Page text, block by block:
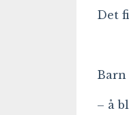
Det
Barn
– å